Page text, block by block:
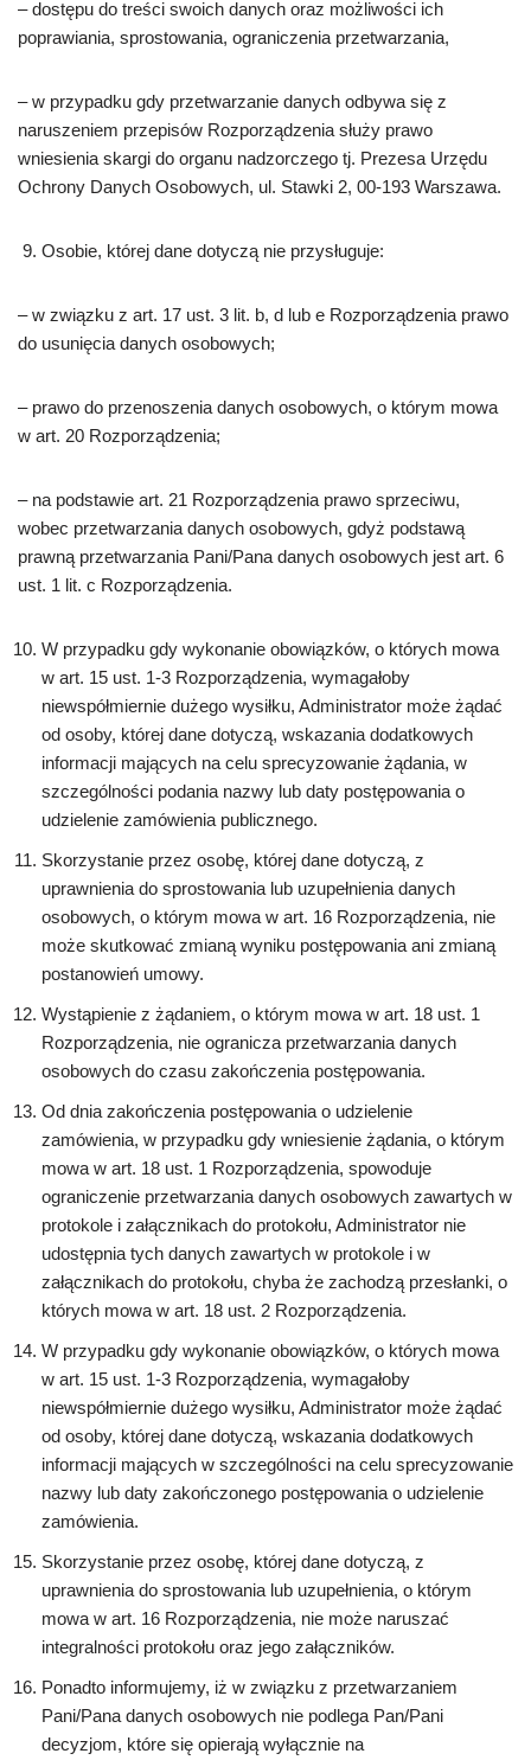
– dostępu do treści swoich danych oraz możliwości ich
poprawiania, sprostowania, ograniczenia przetwarzania,
– w przypadku gdy przetwarzanie danych odbywa się z
naruszeniem przepisów Rozporządzenia służy prawo
wniesienia skargi do organu nadzorczego tj. Prezesa Urzędu
Ochrony Danych Osobowych, ul. Stawki 2, 00-193 Warszawa.
Osobie, której dane dotyczą nie przysługuje:
– w związku z art. 17 ust. 3 lit. b, d lub e Rozporządzenia prawo
do usunięcia danych osobowych;
– prawo do przenoszenia danych osobowych, o którym mowa
w art. 20 Rozporządzenia;
– na podstawie art. 21 Rozporządzenia prawo sprzeciwu,
wobec przetwarzania danych osobowych, gdyż podstawą
prawną przetwarzania Pani/Pana danych osobowych jest art. 6
ust. 1 lit. c Rozporządzenia.
W przypadku gdy wykonanie obowiązków, o których mowa
w art. 15 ust. 1-3 Rozporządzenia, wymagałoby
niewspółmiernie dużego wysiłku, Administrator może żądać
od osoby, której dane dotyczą, wskazania dodatkowych
informacji mających na celu sprecyzowanie żądania, w
szczególności podania nazwy lub daty postępowania o
udzielenie zamówienia publicznego.
Skorzystanie przez osobę, której dane dotyczą, z
uprawnienia do sprostowania lub uzupełnienia danych
osobowych, o którym mowa w art. 16 Rozporządzenia, nie
może skutkować zmianą wyniku postępowania ani zmianą
postanowień umowy.
Wystąpienie z żądaniem, o którym mowa w art. 18 ust. 1
Rozporządzenia, nie ogranicza przetwarzania danych
osobowych do czasu zakończenia postępowania.
Od dnia zakończenia postępowania o udzielenie
zamówienia, w przypadku gdy wniesienie żądania, o którym
mowa w art. 18 ust. 1 Rozporządzenia, spowoduje
ograniczenie przetwarzania danych osobowych zawartych w
protokole i załącznikach do protokołu, Administrator nie
udostępnia tych danych zawartych w protokole i w
załącznikach do protokołu, chyba że zachodzą przesłanki, o
których mowa w art. 18 ust. 2 Rozporządzenia.
W przypadku gdy wykonanie obowiązków, o których mowa
w art. 15 ust. 1-3 Rozporządzenia, wymagałoby
niewspółmiernie dużego wysiłku, Administrator może żądać
od osoby, której dane dotyczą, wskazania dodatkowych
informacji mających w szczególności na celu sprecyzowanie
nazwy lub daty zakończonego postępowania o udzielenie
zamówienia.
Skorzystanie przez osobę, której dane dotyczą, z
uprawnienia do sprostowania lub uzupełnienia, o którym
mowa w art. 16 Rozporządzenia, nie może naruszać
integralności protokołu oraz jego załączników.
Ponadto informujemy, iż w związku z przetwarzaniem
Pani/Pana danych osobowych nie podlega Pan/Pani
decyzjom, które się opierają wyłącznie na